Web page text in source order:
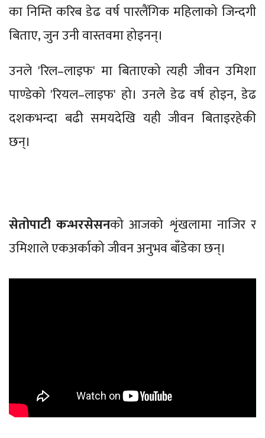
का निम्ति करिब डेढ वर्ष पारलैंगिक महिलाको जिन्दगी
बिताए, जुन उनी वास्तवमा होइनन्।
उनले 'रिल–लाइफ' मा बिताएको त्यही जीवन उमिशा
पाण्डेको 'रियल–लाइफ' हो। उनले डेढ वर्ष होइन, डेढ
दशकभन्दा बढी समयदेखि यही जीवन बिताइरहेकी
छन्।
सेतोपाटी कन्भरसेसनको आजको शृंखलामा नाजिर र
उमिशाले एकअर्काको जीवन अनुभव बाँडेका छन्।